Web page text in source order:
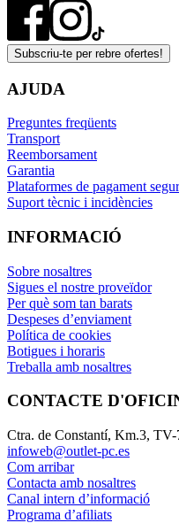
Subscriu-te per rebre ofertes!
AJUDA
Preguntes freqüents
Transport
Reemborsament
Garantia
Plataformes de pagament segur
Suport tècnic i incidències
INFORMACIÓ
Sobre nosaltres
Sigues el nostre proveïdor
Per què som tan barats
Despeses d’enviament
Política de cookies
Botigues i horaris
Treballa amb nosaltres
CONTACTE
Ctra. de Constantí, Km.3, TV-
infoweb@outlet-pc.es
Com arribar
Contacta amb nosaltres
Canal intern d’informació
Programa d’afiliats